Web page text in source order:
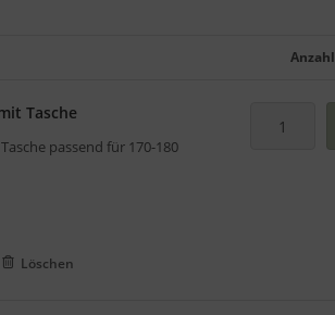
Anzahl
Tasche
passend für 170-180
Löschen